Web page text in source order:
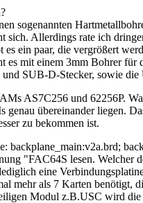
sogenannten
Allerdings rate ich
ein paar, die vergrößert
es mit einem 3mm Bohrer
SUB-D-Stecker, sowie die
AS7C256 und 62256P.
übereinander liegen.
zu bekommen ist.
"FAC64S lesen. Welcher
eine
mehr als 7 Karten benötigt,
Modul z.B.USC wird